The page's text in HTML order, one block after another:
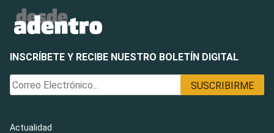
INSCRÍBETE Y RECIBE NUESTRO BOLETÍN DIGITAL
Actualidad